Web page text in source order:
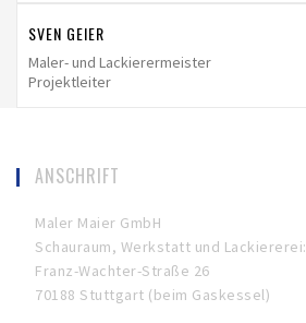
SVEN GEIER
Maler- und Lackierermeister
Projektleiter
ANSCHRIFT
Maler Maier GmbH
Schauraum, Werkstatt und Lackiererei:
Franz-Wachter-Straße 26
70188 Stuttgart (beim Gaskessel)